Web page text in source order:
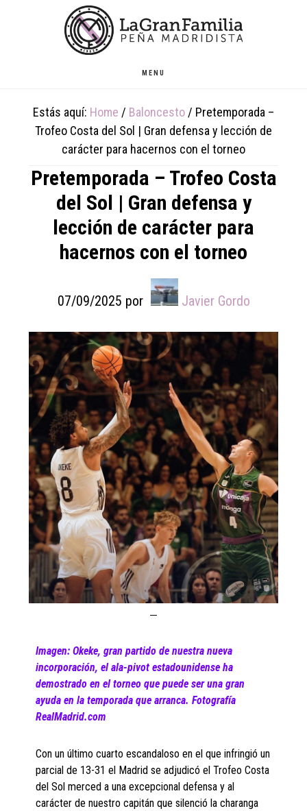
MENU
Estás aquí: Home / Baloncesto / Pretemporada –
Trofeo Costa del Sol | Gran defensa y lección de
carácter para hacernos con el torneo
Pretemporada – Trofeo Costa
del Sol | Gran defensa y
lección de carácter para
hacernos con el torneo
07/09/2025 por Javier Gordo
Imagen:Okeke, gran partido de nuestra nueva
incorporación, el ala-pivot estadounidense ha
demostrado en el torneo que puede ser una gran
ayuda en la temporada que arranca. Fotografía
RealMadrid.com
Con un último cuarto escandaloso en el que infringió un
parcial de 13-31 el Madrid se adjudicó el Trofeo Costa
del Sol merced a una excepcional defensa y al
carácter de nuestro capitán que silenció la charanga